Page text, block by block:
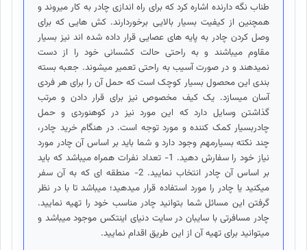
طناب نگه دارنده اشاره کرد که برای راه اندازی چادر به کار میروند و
همچنین از کیفیت بسیار بالایی برخوردارند. کش هایی که برای
وصل کردن چادر به پایه های عصایی قرار داده شده اند نیز بسیار
مقاوم میباشند و به راحتی حالت کشسانی خود را از دست
نمیدهند و در صورت آسیب به راحتی تعمیر میشوند. جعبه بسته
بندی این محصول بسیار کوچک است که حمل آن را برای هر فردی
آسان میسازد. یک کیف مخصوص نیز برای قرار دادن و مرتب
گذاشتن وسایل دارد که این مورد نیز در کوهنوردی و حمل
چادربسیار کمک کننده و مورد توجه است. در هنگام خرید چادر،
چند نکته بسیارمهم وجود دارد و شما باید بر اساس آن چادر مورد
نیاز خود را سفارش دهید. 1- تعداد نفرات همراه میباشد که باید
بر اساس آن چادر انتخاب نمایید. 2- منطقه ای که به آن سفر
میکنید یا چادر را مورد استفاده قرار میدهید؛ میباشد تا با در نظر
گرفتن این مسائل شما بتوانید چادر مناسب خود را تهیه نمایید.
چادر مسافرتی با سایبان در سایت دنیای اینتکس موجود میباشد و
میتوانید برای تهیه آن از این طریق اقدام نمایید.